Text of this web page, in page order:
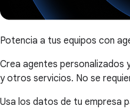
Potencia a tus equipos con
Crea agentes personalizados
y otros servicios. No se
Usa los datos de tu empresa